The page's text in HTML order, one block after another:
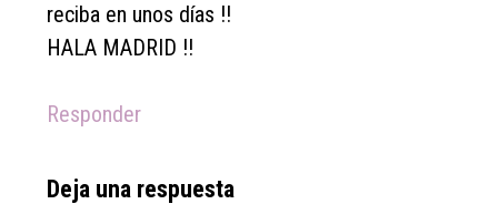
reciba en unos días !!
HALA MADRID !!
Responder
Deja una respuesta